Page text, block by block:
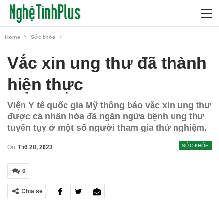
Home Sức khỏe
Vắc xin ung thư đã thành
hiện thực
Viện Y tế quốc gia Mỹ thông báo vắc xin ung thư
được cá nhân hóa đã ngăn ngừa bệnh ung thư
tuyến tụy ở một số người tham gia thử nghiệm.
SỨC KHỎE
On Th6 28, 2023
0
Chia sẻ